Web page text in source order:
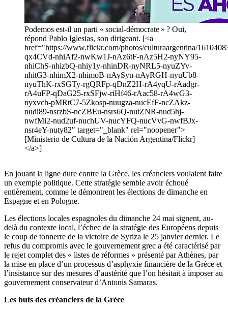
Podemos est-il un parti « social-démocrate » ? Oui,
répond Pablo Iglesias, son dirigeant. [<a
href="https://www.flickr.com/photos/culturaargentina/
qx4CVd-nhiAf2-nwKw1J-nAz6tF-nAz5H2-nyNY95-
nhiChS-nhizbQ-nhiy1y-nhinDR-nyNRL5-nyuZYv-
nhitG3-nhimX2-nhimoB-nAySyn-nAyRGH-nyuUb8-
nyuThK-rxSGTy-rgQRFp-qDnZ2H-rA4yqU-rAadgr-
rA4uFP-qDaG25-rxSFjw-riHf46-rAac58-rA4wG3-
nyxvch-pMRtC7-5Zkosp-nuugza-nucEfF-ncZAkz-
nudi89-nsrzbS-ncZBEu-nsrs6Q-nutZNR-nud5hj-
nwfMi2-nud2uf-nuchUV-nucYFQ-nucVvG-nwfBJx-
nsr4eY-nuty82" target="_blank" rel="noopener">
[Ministerio de Cultura de la Nación Argentina/Flickr]
</a>]
En jouant la ligne dure contre la Grèce, les créanciers voulaient faire
un exemple politique. Cette stratégie semble avoir échoué
entièrement, comme le démontrent les élections de dimanche en
Espagne et en Pologne.
Les élections locales espagnoles du dimanche 24 mai signent, au-
delà du contexte local, l’échec de la stratégie des Européens depuis
le coup de tonnerre de la victoire de Syriza le 25 janvier dernier. Le
refus du compromis avec le gouvernement grec a été caractérisé par
le rejet complet des « listes de réformes » présenté par Athènes, par
la mise en place d’un processus d’asphyxie financière de la Grèce et
l’insistance sur des mesures d’austérité que l’on hésitait à imposer au
gouvernement conservateur d’Antonis Samaras.
Les buts des créanciers de la Grèce